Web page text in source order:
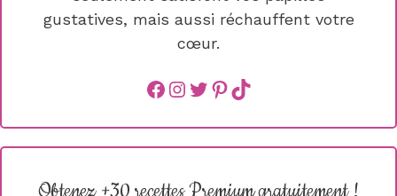
gustatives, mais aussi réchauffent votre
cœur.
Facebook
instagram
Twitter
Pinterest
TikTok